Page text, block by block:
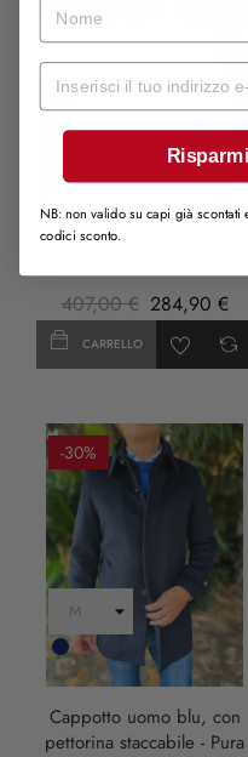
Smoking uomo bianco
407,00 € 284,90 €
CARRELLO
-30%
Blu
Scuro
Cappotto uomo blu, con
pettorina staccabile - Pura
Mail
NB: non valido su capi già
codici sconto.